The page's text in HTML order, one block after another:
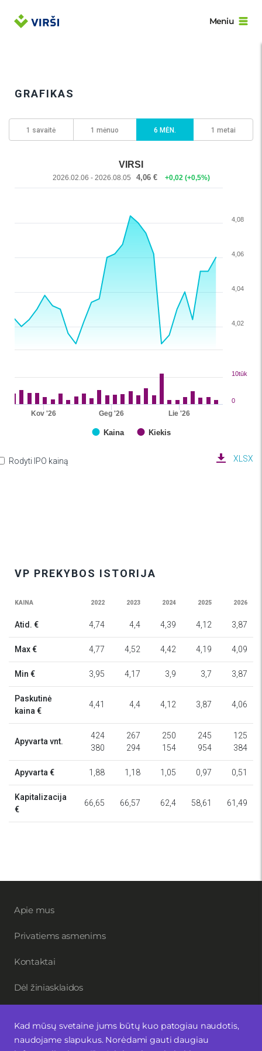
Kad mūsų svetaine jums būtų kuo patogiau naudotis,
naudojame slapukus. Norėdami gauti daugiau
Meniu
Apie mus
Privatiems asmenims
Kontaktai
Dėl žiniasklaidos
Užsisakykite naujienlaiškį